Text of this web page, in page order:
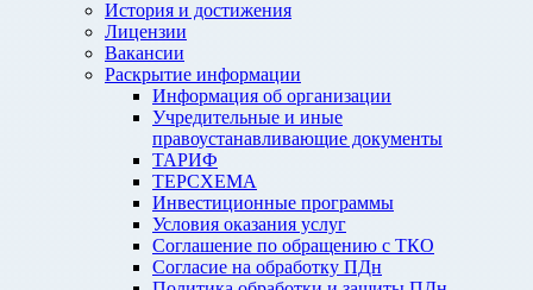
История и достижения
Лицензии
Вакансии
Раскрытие информации
Информация об организации
Учредительные и иные
правоустанавливающие документы
ТАРИФ
ТЕРСХЕМА
Инвестиционные программы
Условия оказания услуг
Соглашение по обращению с ТКО
Согласие на обработку ПДн